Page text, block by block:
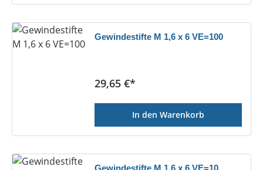
Gewindestifte M 1,6 x 6 VE=100
Regulärer Preis:
29,65 €*
In den Warenkorb
Gewindestifte M 1,6 x 6 VE=10